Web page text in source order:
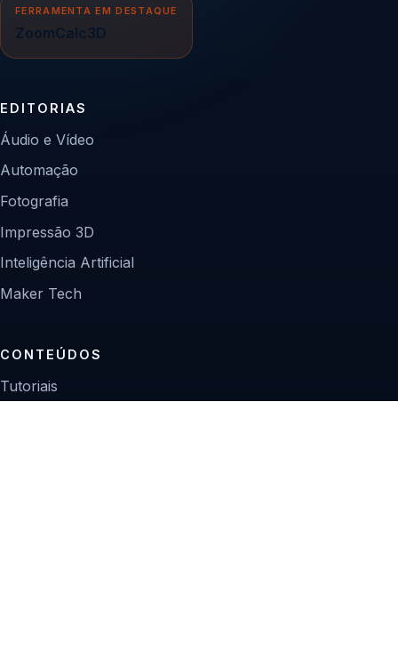
FERRAMENTA EM DESTAQUE
ZoomCalc3D
EDITORIAS
Áudio e Vídeo
Automação
Fotografia
Impressão 3D
Inteligência Artificial
Maker Tech
CONTEÚDOS
Tutoriais